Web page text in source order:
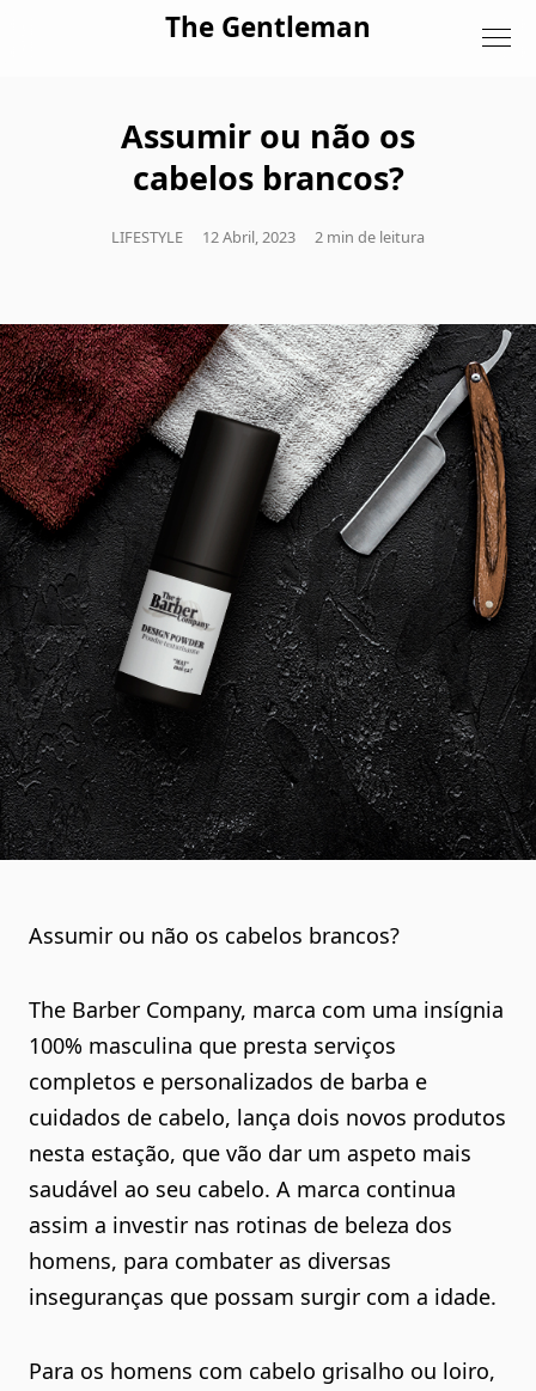
The Gentleman
Assumir ou não os
cabelos brancos?
LIFESTYLE 12 Abril, 2023 2 min de leitura
Assumir ou não os cabelos brancos?
The Barber Company, marca com uma insígnia
100% masculina que presta serviços
completos e personalizados de barba e
cuidados de cabelo, lança dois novos produtos
nesta estação, que vão dar um aspeto mais
saudável ao seu cabelo. A marca continua
assim a investir nas rotinas de beleza dos
homens, para combater as diversas
inseguranças que possam surgir com a idade.
Para os homens com cabelo grisalho ou loiro,